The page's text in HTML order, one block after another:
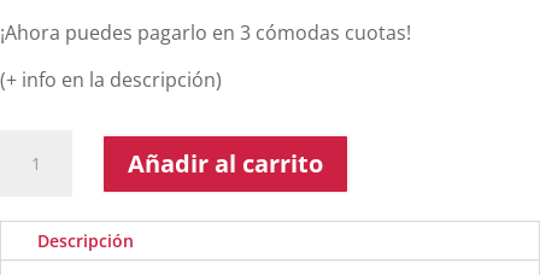
¡Ahora puedes pagarlo en 3 cómodas cuotas!
(+ info en la descripción)
Inglés
Pro
Tutorizado
Añadir al carrito
Descripción